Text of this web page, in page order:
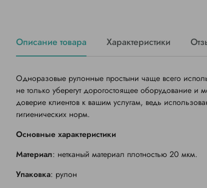
Описание товара Характеристики
Одноразовые рулонные простыни чаще всего
не только уберегут дорогостоящее оборудование и
доверие клиентов к вашим услугам, ведь
гигиенических норм.
Основные характеристики
Материал: нетканый материал плотностью 20 мкм.
Упаковка: рулон